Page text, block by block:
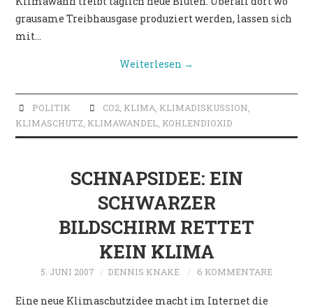
grausame Treibhausgase produziert werden, lassen sich
mit…
Weiterlesen →
POLITIK CO2, KLIMA, KLIMADISKUSSION,
KLIMASCHUTZ, KLIMAWANDEL, KOHLENDIOXID
SCHNAPSIDEE: EIN
SCHWARZER
BILDSCHIRM RETTET
KEIN KLIMA
5. JUNI 2007 DENNIS KNAKE 6 KOMMENTARE
Eine neue Klimaschutzidee macht im Internet die